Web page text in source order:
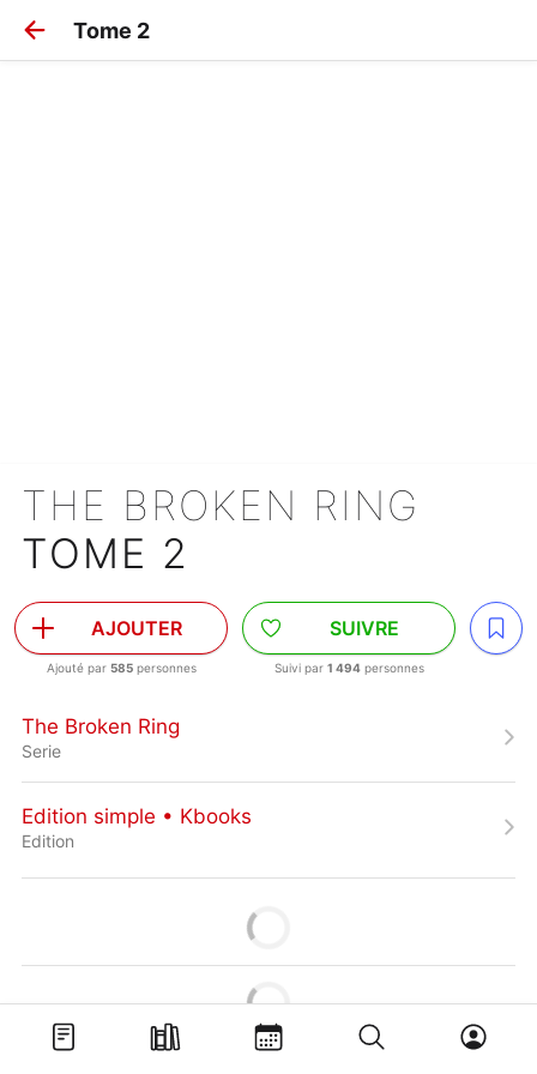
Tome 2
THE BROKEN RING
TOME 2
AJOUTER
Ajouté par 585personnes
SUIVRE
Suivi par 1 494personnes
The Broken Ring
Serie
Edition simple • Kbooks
Edition